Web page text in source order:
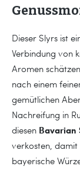
Dieser Slyrs ist
Verbindung von
Aromen
nach einem
gemütlichen
Nachreifung in
diesen Bavarian
verkosten,
bayerische